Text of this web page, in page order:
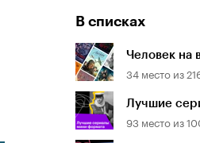
В списках
Человек на
34 место из
Лучшие
93 место из